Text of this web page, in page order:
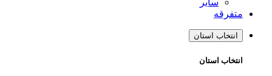
سایر
متفرقه
انتخاب استان
انتخاب استان